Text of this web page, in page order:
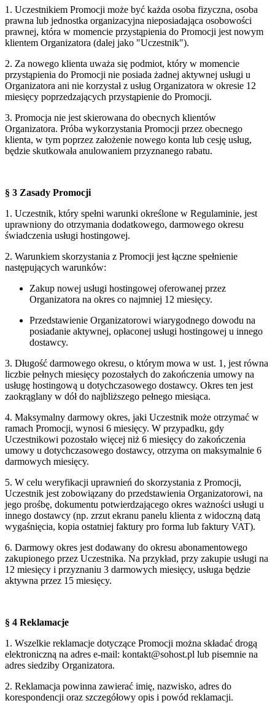
1. Uczestnikiem Promocji może być każda osoba fizyczna, osoba
prawna lub jednostka organizacyjna nieposiadająca osobowości
prawnej, która w momencie przystąpienia do Promocji jest nowym
klientem Organizatora (dalej jako "Uczestnik").
2. Za nowego klienta uważa się podmiot, który w momencie
przystąpienia do Promocji nie posiada żadnej aktywnej usługi u
Organizatora ani nie korzystał z usług Organizatora w okresie 12
miesięcy poprzedzających przystąpienie do Promocji.
3. Promocja nie jest skierowana do obecnych klientów
Organizatora. Próba wykorzystania Promocji przez obecnego
klienta, w tym poprzez założenie nowego konta lub cesję usług,
będzie skutkowała anulowaniem przyznanego rabatu.
§ 3 Zasady Promocji
1. Uczestnik, który spełni warunki określone w Regulaminie, jest
uprawniony do otrzymania dodatkowego, darmowego okresu
świadczenia usługi hostingowej.
2. Warunkiem skorzystania z Promocji jest łączne spełnienie
następujących warunków:
Zakup nowej usługi hostingowej oferowanej przez
Organizatora na okres co najmniej 12 miesięcy.
Przedstawienie Organizatorowi wiarygodnego dowodu na
posiadanie aktywnej, opłaconej usługi hostingowej u innego
dostawcy.
3. Długość darmowego okresu, o którym mowa w ust. 1, jest równa
liczbie pełnych miesięcy pozostałych do zakończenia umowy na
usługę hostingową u dotychczasowego dostawcy. Okres ten jest
zaokrąglany w dół do najbliższego pełnego miesiąca.
4. Maksymalny darmowy okres, jaki Uczestnik może otrzymać w
ramach Promocji, wynosi 6 miesięcy. W przypadku, gdy
Uczestnikowi pozostało więcej niż 6 miesięcy do zakończenia
umowy u dotychczasowego dostawcy, otrzyma on maksymalnie 6
darmowych miesięcy.
5. W celu weryfikacji uprawnień do skorzystania z Promocji,
Uczestnik jest zobowiązany do przedstawienia Organizatorowi, na
jego prośbę, dokumentu potwierdzającego okres ważności usługi u
innego dostawcy (np. zrzut ekranu panelu klienta z widoczną datą
wygaśnięcia, kopia ostatniej faktury pro forma lub faktury VAT).
6. Darmowy okres jest dodawany do okresu abonamentowego
zakupionego przez Uczestnika. Na przykład, przy zakupie usługi na
12 miesięcy i przyznaniu 3 darmowych miesięcy, usługa będzie
aktywna przez 15 miesięcy.
§ 4 Reklamacje
1. Wszelkie reklamacje dotyczące Promocji można składać drogą
elektroniczną na adres e-mail: kontakt@sohost.pl lub pisemnie na
adres siedziby Organizatora.
2. Reklamacja powinna zawierać imię, nazwisko, adres do
korespondencji oraz szczegółowy opis i powód reklamacji.